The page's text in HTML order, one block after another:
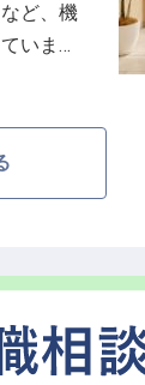
ど、機
いま
、お客